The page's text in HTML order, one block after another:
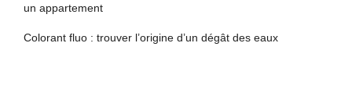
un appartement
Colorant fluo : trouver l’origine d’un dégât des eaux